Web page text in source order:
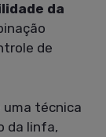
da
de
uma técnica
da linfa,